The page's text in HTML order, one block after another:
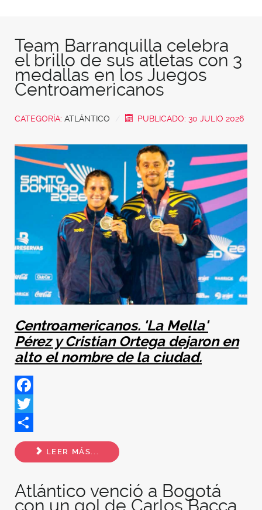
Team Barranquilla celebra
el brillo de sus atletas con 3
medallas en los Juegos
Centroamericanos
CATEGORÍA: ATLÁNTICO PUBLICADO: 30 JULIO 2026
Centroamericanos. 'La Mella'
Pérez y Cristian Ortega dejaron en
alto el nombre de la ciudad.
Facebook
Twitter
Share
LEER MÁS...
Atlántico venció a Bogotá
con un gol de Carlos Bacca